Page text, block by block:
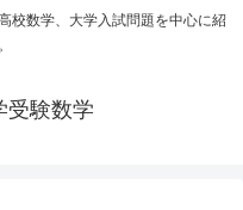
校数学、大学入試問題を中心に紹
受験数学